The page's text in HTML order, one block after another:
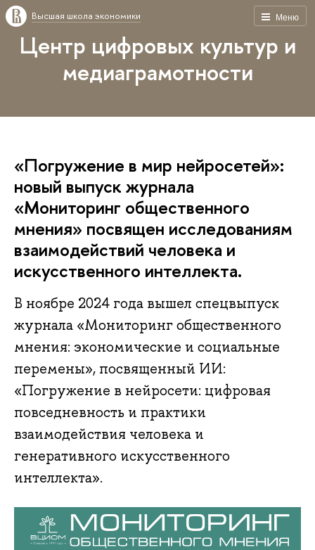
Меню
Высшая школа экономики
Центр цифровых культур и
медиаграмотности
«Погружение в мир нейросетей»:
новый выпуск журнала
«Мониторинг общественного
мнения» посвящен исследованиям
взаимодействий человека и
искусственного интеллекта.
В ноябре 2024 года вышел спецвыпуск
журнала «Мониторинг общественного
мнения: экономические и социальные
перемены», посвященный ИИ:
«Погружение в нейросети: цифровая
повседневность и практики
взаимодействия человека и
генеративного искусственного
интеллекта».